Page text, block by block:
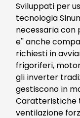
Sviluppati per
tecnologia
necessaria con
e'' anche
richiesti in
frigoriferi,
gli inverter
gestiscono in
Caratteristiche
ventilazione